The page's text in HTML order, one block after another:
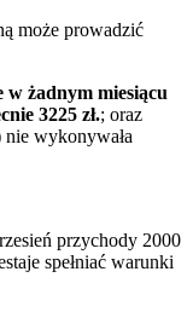
może prowadzić
żadnym miesiącu
3225 zł.; oraz
wykonywała
przychody 2000
spełniać warunki